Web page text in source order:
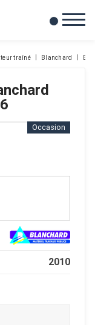
0
traîné Blanchard
Occasion
2010